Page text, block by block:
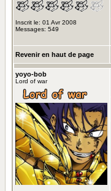
Inscrit le: 01 Avr 2008
Messages: 549
Revenir en haut de page
yoyo-bob
Lord of war